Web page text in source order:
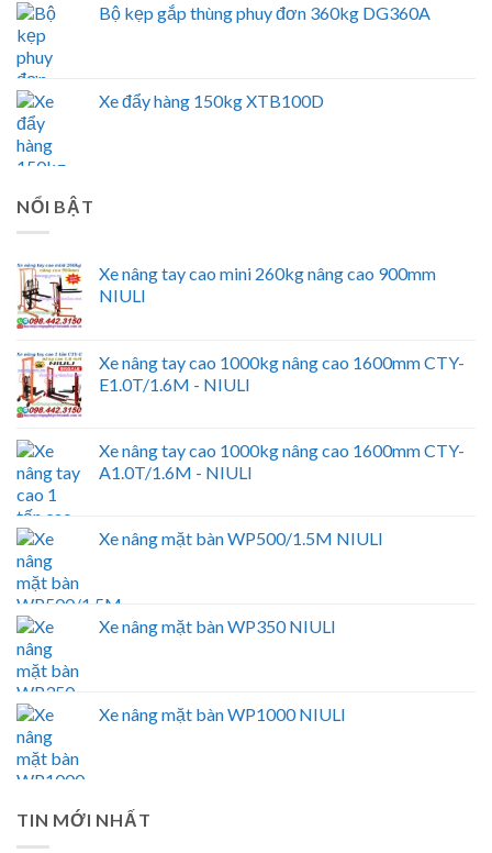
Bộ kẹp gắp thùng phuy đơn 360kg DG360A
Xe đẩy hàng 150kg XTB100D
NỔI BẬT
Xe nâng tay cao mini 260kg nâng cao 900mm
NIULI
Xe nâng tay cao 1000kg nâng cao 1600mm CTY-
E1.0T/1.6M - NIULI
Xe nâng tay cao 1000kg nâng cao 1600mm CTY-
A1.0T/1.6M - NIULI
Xe nâng mặt bàn WP500/1.5M NIULI
Xe nâng mặt bàn WP350 NIULI
Xe nâng mặt bàn WP1000 NIULI
TIN MỚI NHẤT